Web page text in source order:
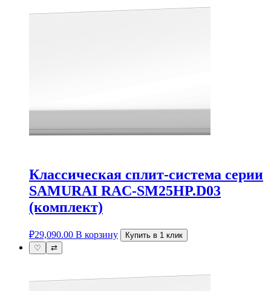
Классическая сплит-система серии
SAMURAI RAC-SM25HP.D03
(комплект)
₽29,090.00 В корзину
Купить в 1 клик
♡
⇄